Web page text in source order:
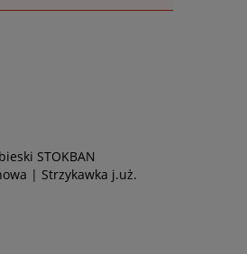
STOKBAN
| Strzykawka j.uż.